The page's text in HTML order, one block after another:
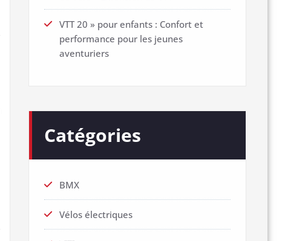
VTT 20 » pour enfants : Confort et
performance pour les jeunes
aventuriers
Catégories
BMX
Vélos électriques